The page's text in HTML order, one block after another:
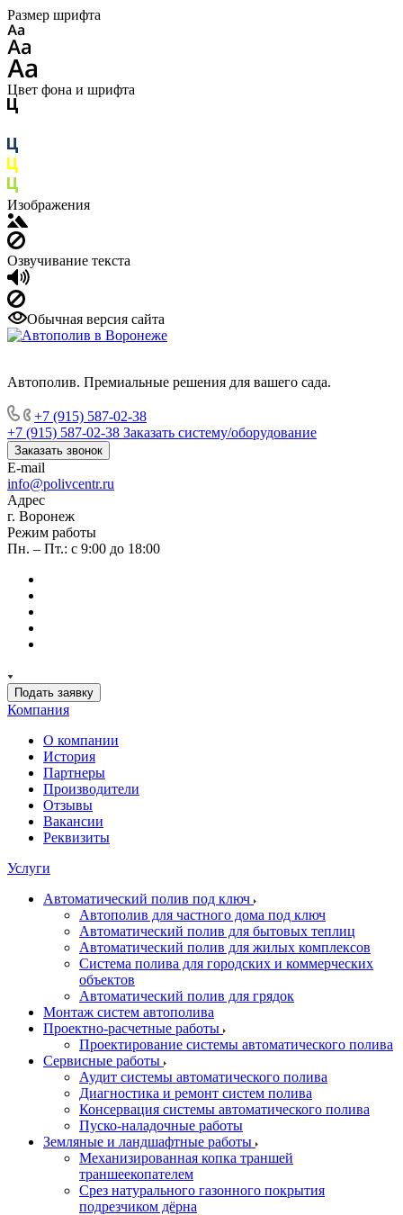
Размер шрифта
Цвет фона и шрифта
Изображения
Озвучивание текста
Обычная версия сайта
Автополив. Премиальные решения для вашего сада.
+7 (915) 587-02-38
+7 (915) 587-02-38 Заказать систему/оборудование
Заказать звонок
E-mail
info@polivcentr.ru
Адрес
г. Воронеж
Режим работы
Пн. – Пт.: с 9:00 до 18:00
Подать заявку
Компания
О компании
История
Партнеры
Производители
Отзывы
Вакансии
Реквизиты
Услуги
Автоматический полив под ключ
Автополив для частного дома под ключ
Автоматический полив для бытовых теплиц
Автоматический полив для жилых комплексов
Система полива для городских и коммерческих
объектов
Автоматический полив для грядок
Монтаж систем автополива
Проектно-расчетные работы
Проектирование системы автоматического полива
Сервисные работы
Аудит системы автоматического полива
Диагностика и ремонт систем полива
Консервация системы автоматического полива
Пуско-наладочные работы
Земляные и ландшафтные работы
Механизированная копка траншей
траншеекопателем
Срез натурального газонного покрытия
подрезчиком дёрна